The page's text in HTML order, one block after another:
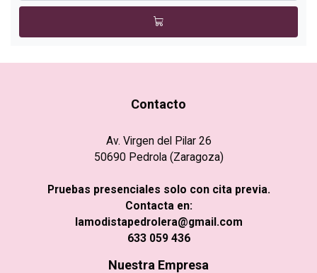
Contacto
Av. Virgen del Pilar 26
50690 Pedrola (Zaragoza)
Pruebas presenciales solo con cita previa.
Contacta en:
lamodistapedrolera@gmail.com
633 059 436
Nuestra Empresa